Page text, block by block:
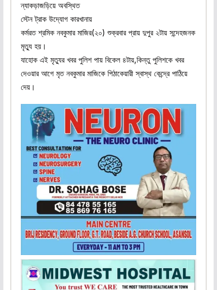
ন্যাকড়াজড়িয়ে অবস্থিত
স্টেন ট্রাক উদ্যোগ কারখানায়
কর্মরত শ্রমিক নবকুমার মাজির(২০) শুক্রবার প্রায় দুপুর ২টায় সন্দেহজনক
মৃত্যু হয়।
যাহোক এই মৃত্যুর খবর পুলিশ পায় বিকেল ৪টায়,কিন্তু পুলিশকে খবর
দেওয়ার আগে মৃত নবকুমার মাজিকে পিঠাকেয়ারী স্বাস্থ কেন্দ্রে পাঠিয়ে
দেয়।